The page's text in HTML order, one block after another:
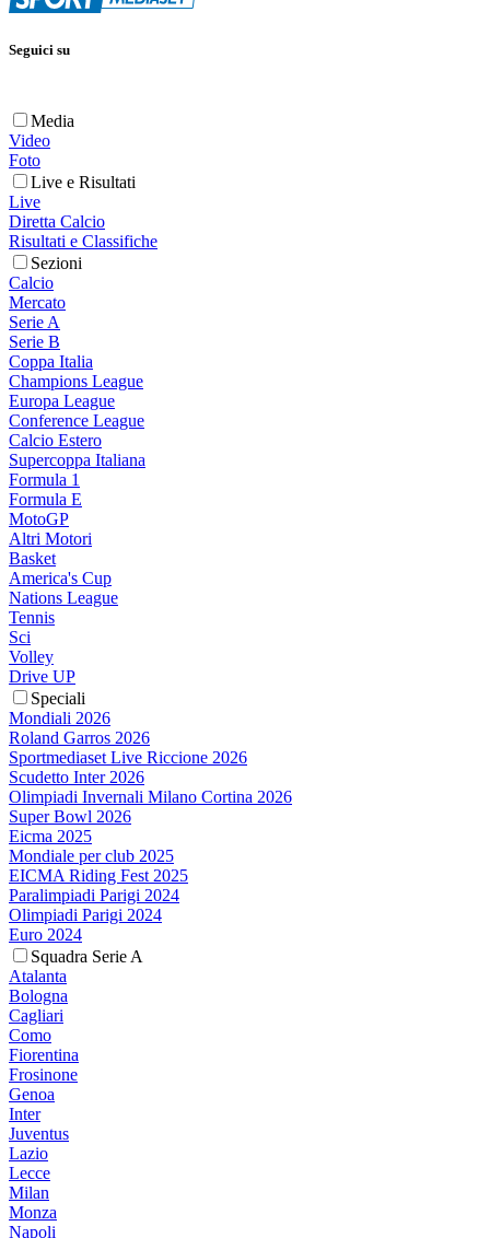
Seguici su
Media
Video
Foto
Live e Risultati
Live
Diretta Calcio
Risultati e Classifiche
Sezioni
Calcio
Mercato
Serie A
Serie B
Coppa Italia
Champions League
Europa League
Conference League
Calcio Estero
Supercoppa Italiana
Formula 1
Formula E
MotoGP
Altri Motori
Basket
America's Cup
Nations League
Tennis
Sci
Volley
Drive UP
Speciali
Mondiali 2026
Roland Garros 2026
Sportmediaset Live Riccione 2026
Scudetto Inter 2026
Olimpiadi Invernali Milano Cortina 2026
Super Bowl 2026
Eicma 2025
Mondiale per club 2025
EICMA Riding Fest 2025
Paralimpiadi Parigi 2024
Olimpiadi Parigi 2024
Euro 2024
Squadra Serie A
Atalanta
Bologna
Cagliari
Como
Fiorentina
Frosinone
Genoa
Inter
Juventus
Lazio
Lecce
Milan
Monza
Napoli